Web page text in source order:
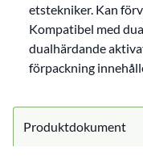
etstekniker. Kan
Kompatibel med
dualhärdande
förpackning
Produktdokument